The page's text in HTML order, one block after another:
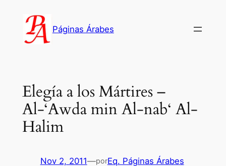
contenido
Páginas Árabes
Elegía a los Mártires –
Al-‘Awda min Al-nab‘ Al-
Halim
Nov 2, 2011—porEq. Páginas Árabes